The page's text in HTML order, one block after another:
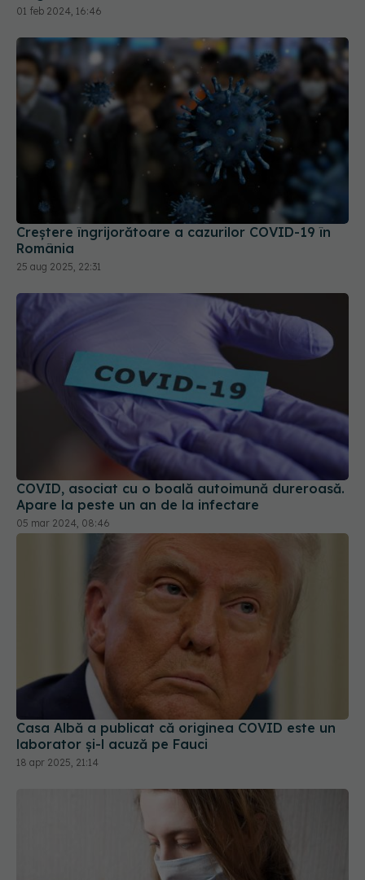
01 feb 2024, 16:46
Creștere îngrijorătoare a cazurilor COVID-19 în
România
25 aug 2025, 22:31
COVID, asociat cu o boală autoimună dureroasă.
Apare la peste un an de la infectare
05 mar 2024, 08:46
Casa Albă a publicat că originea COVID este un
laborator și-l acuză pe Fauci
18 apr 2025, 21:14